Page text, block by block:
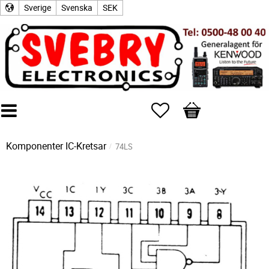
Sverige Svenska SEK
Favoriter
Kundvagn
Komponenter IC-Kretsar 74LS